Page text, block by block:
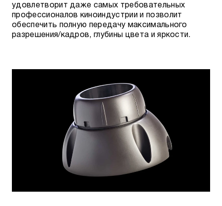
удовлетворит даже самых требовательных
профессионалов киноиндустрии и позволит
обеспечить полную передачу максимального
разрешения/кадров, глубины цвета и яркости.